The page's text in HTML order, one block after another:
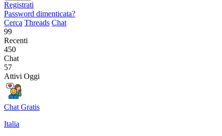
Registrati
Password dimenticata?
Cerca Threads Chat
99
Recenti
450
Chat
57
Attivi Oggi
Chat Gratis
Italia